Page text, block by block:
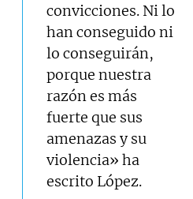
convicciones. Ni lo
han conseguido ni
lo conseguirán,
porque nuestra
razón es más
fuerte que sus
amenazas y su
violencia» ha
escrito López.